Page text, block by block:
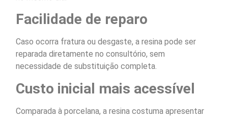
Facilidade de reparo
Caso ocorra fratura ou desgaste, a resina pode ser
reparada diretamente no consultório, sem
necessidade de substituição completa.
Custo inicial mais acessível
Comparada à porcelana, a resina costuma apresentar